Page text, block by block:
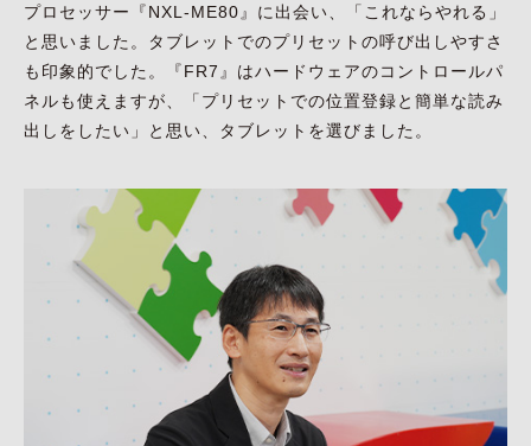
プロセッサー『NXL-ME80』に出会い、「これならやれる」
と思いました。タブレットでのプリセットの呼び出しやすさ
も印象的でした。『FR7』はハードウェアのコントロールパ
ネルも使えますが、「プリセットでの位置登録と簡単な読み
出しをしたい」と思い、タブレットを選びました。